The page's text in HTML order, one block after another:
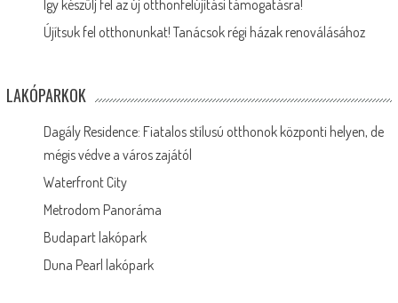
Így készülj fel az új otthonfelújítási támogatásra!
Újítsuk fel otthonunkat! Tanácsok régi házak renoválásához
LAKÓPARKOK
Dagály Residence: Fiatalos stílusú otthonok központi helyen, de
mégis védve a város zajától
Waterfront City
Metrodom Panoráma
Budapart lakópark
Duna Pearl lakópark